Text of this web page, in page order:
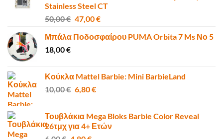
Stainless Steel CT
50,00€ Original
was:
47,00€Η
τιμή
Μπάλα Ποδοσφαίρου PUMA Orbita 7 Ms Νο 5
18,00€
Κούκλα Mattel Barbie: Mini BarbieLand
10,00€ Original
10,00 €.
6,80€Η
είναι:
6,80 €.
Τουβλάκια Mega Bloks Barbie Color Reveal
26τμχ για 4+ Ετών